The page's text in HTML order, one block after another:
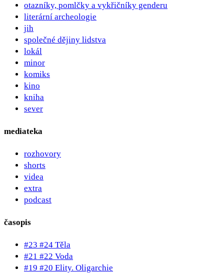
otazníky, pomlčky a vykřičníky genderu
literární archeologie
jih
společné dějiny lidstva
lokál
minor
komiks
kino
kniha
sever
mediateka
rozhovory
shorts
videa
extra
podcast
časopis
#23 #24 Těla
#21 #22 Voda
#19 #20 Elity. Oligarchie